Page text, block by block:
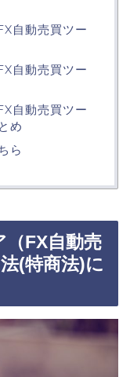
自動売買ツー
自動売買ツー
自動売買ツー
め
ら
FX自動売
(特商法)に